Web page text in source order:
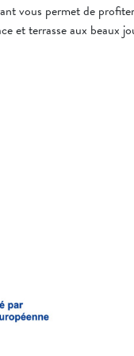
vous permet de
et terrasse aux beaux